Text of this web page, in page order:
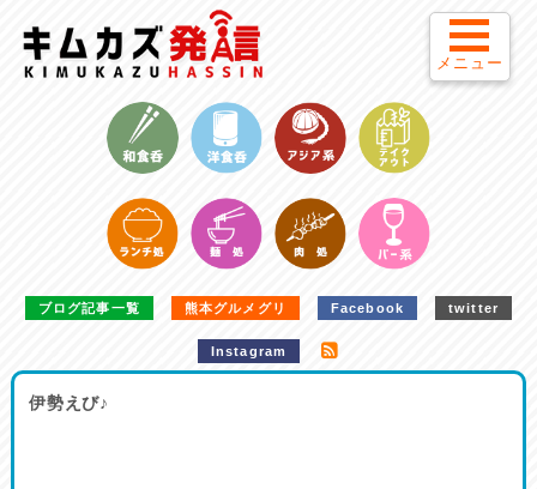
ブログ記事一覧 熊本グルメグリ Facebook twitter
Instagram
伊勢えび♪
メニュー